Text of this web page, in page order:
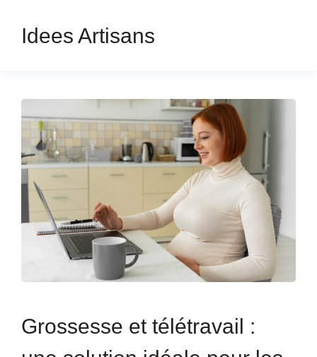
Idees Artisans
Grossesse et télétravail :